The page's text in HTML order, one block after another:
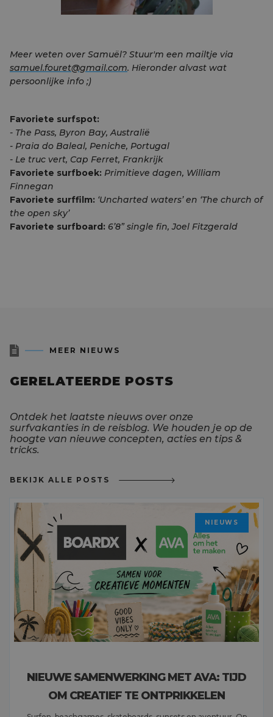
Meer weten over Samuël? Stuur'm een mailtje via
samuel.fouret@gmail.com. Hieronder alvast wat
persoonlijke info ;)
Favoriete surfspot:
- The Pass, Byron Bay, Australië
- Praia do Baleal, Peniche, Portugal
- Le truc vert, Cap Ferret, Frankrijk
Favoriete surfboek: Primitieve dagen, William
Finnegan
Favoriete surffilm: ‘Uncharted waters’ en ‘The church of
the open sky’
Favoriete surfboard: 6’8” single fin, Joel Fitzgerald
 MEER NIEUWS
GERELATEERDE POSTS
Ontdek het laatste nieuws over onze
surfvakanties in de reisblog. We houden je op de
hoogte van nieuwe concepten, acties en tips &
tricks.
BEKIJK ALLE POSTS
NIEUWS
NIEUWE SAMENWERKING MET AVA: TIJD
OM CREATIEF TE ONTPRIKKELEN